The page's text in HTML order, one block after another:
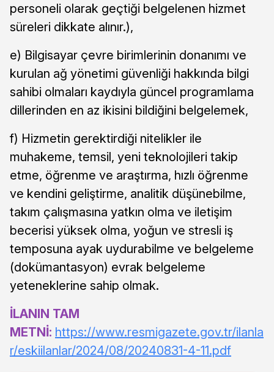
personeli olarak geçtiği belgelenen hizmet
süreleri dikkate alınır.),
e) Bilgisayar çevre birimlerinin donanımı ve
kurulan ağ yönetimi güvenliği hakkında bilgi
sahibi olmaları kaydıyla güncel programlama
dillerinden en az ikisini bildiğini belgelemek,
f) Hizmetin gerektirdiği nitelikler ile
muhakeme, temsil, yeni teknolojileri takip
etme, öğrenme ve araştırma, hızlı öğrenme
ve kendini geliştirme, analitik düşünebilme,
takım çalışmasına yatkın olma ve iletişim
becerisi yüksek olma, yoğun ve stresli iş
temposuna ayak uydurabilme ve belgeleme
(dokümantasyon) evrak belgeleme
yeteneklerine sahip olmak.
İLANIN TAM
METNİ: https://www.resmigazete.gov.tr/ilanla
r/eskiilanlar/2024/08/20240831-4-11.pdf